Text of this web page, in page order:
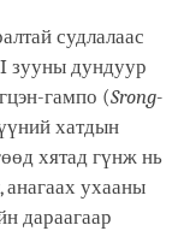
судлалаас
зууны дундуур
гампо (Srong-
хатдын
хятад гүнж нь
анагаах ухааны
дараагаар